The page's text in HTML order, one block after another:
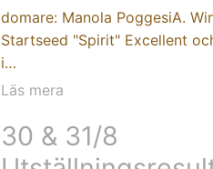
domare: Manola PoggesiA.
Startseed "Spirit" Excellent
i…
Läs mera
30 & 31/8